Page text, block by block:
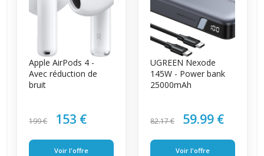
Apple AirPods 4 -
Avec réduction de
bruit
199 € 153 €
Voir l'offre
UGREEN Nexode
145W - Power bank
25000mAh
82.17 € 59.99 €
Voir l'offre